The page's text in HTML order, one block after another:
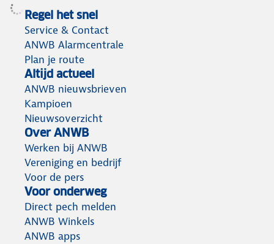
Regel het snel
Service & Contact
ANWB Alarmcentrale
Plan je route
Altijd actueel
ANWB nieuwsbrieven
Kampioen
Nieuwsoverzicht
Over ANWB
Werken bij ANWB
Vereniging en bedrijf
Voor de pers
Voor onderweg
Direct pech melden
ANWB Winkels
ANWB apps